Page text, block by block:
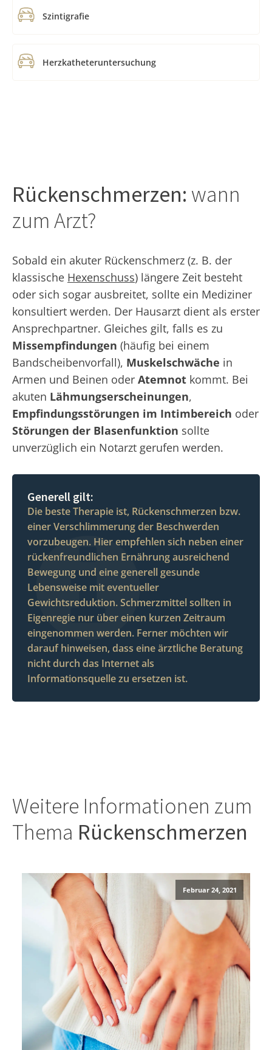
Szintigrafie
Herzkatheteruntersuchung
Rückenschmerzen: wann
zum Arzt?
Sobald ein akuter Rückenschmerz (z. B. der
klassische Hexenschuss) längere Zeit besteht
oder sich sogar ausbreitet, sollte ein Mediziner
konsultiert werden. Der Hausarzt dient als erster
Ansprechpartner. Gleiches gilt, falls es zu
Missempfindungen (häufig bei einem
Bandscheibenvorfall), Muskelschwäche in
Armen und Beinen oder Atemnot kommt. Bei
akuten Lähmungserscheinungen,
Empfindungsstörungen im Intimbereich oder
Störungen der Blasenfunktion sollte
unverzüglich ein Notarzt gerufen werden.
Generell gilt:
Die beste Therapie ist, Rückenschmerzen bzw.
einer Verschlimmerung der Beschwerden
vorzubeugen. Hier empfehlen sich neben einer
rückenfreundlichen Ernährung ausreichend
Bewegung und eine generell gesunde
Lebensweise mit eventueller
Gewichtsreduktion. Schmerzmittel sollten in
Eigenregie nur über einen kurzen Zeitraum
eingenommen werden. Ferner möchten wir
darauf hinweisen, dass eine ärztliche Beratung
nicht durch das Internet als
Informationsquelle zu ersetzen ist.
Weitere Informationen zum
Thema Rückenschmerzen
Februar 24, 2021